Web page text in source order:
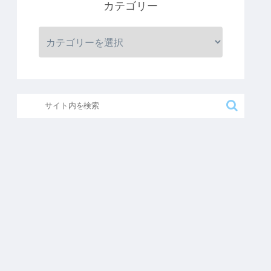
カテゴリー